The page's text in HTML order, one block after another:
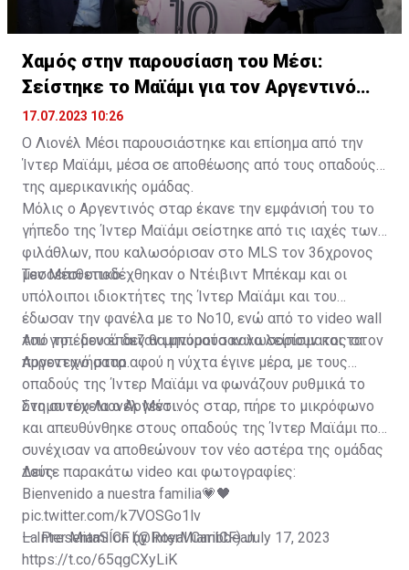
Χαμός στην παρουσίαση του Μέσι:
Σείστηκε το Μαϊάμι για τον Αργεντινό
σταρ
17.07.2023 10:26
Ο Λιονέλ Μέσι παρουσιάστηκε και επίσημα από την
Ίντερ Μαϊάμι, μέσα σε αποθέωσης από τους οπαδούς
της αμερικανικής ομάδας.
Μόλις ο Αργεντινός σταρ έκανε την εμφάνισή του το
γήπεδο της Ίντερ Μαϊάμι σείστηκε από τις ιαχές των
φιλάθλων, που καλωσόρισαν στο MLS τον 36χρονος
μεσοεπιθετικό.
Τον Μέσι υποδέχθηκαν ο Ντέιβιντ Μπέκαμ και οι
υπόλοιποι ιδιοκτήτες της Ίντερ Μαϊάμι και του
έδωσαν την φανέλα με το Νο10, ενώ από το video wall
του γηπέδου έπαιζαν μηνύματα καλωσορίσματος στον
Αργεντινό σταρ.
Από το... μενού δεν θα μπορούσαν να λείπουν και τα
πυροτεχνήματα αφού η νύχτα έγινε μέρα, με τους
οπαδούς της Ίντερ Μαϊάμι να φωνάζουν ρυθμικά το
όνομα του Λιονέλ Μέσι.
Στη συνέχεια ο Αργεντινός σταρ, πήρε το μικρόφωνο
και απευθύνθηκε στους οπαδούς της Ίντερ Μαϊάμι που
συνέχισαν να αποθεώνουν τον νέο αστέρα της ομάδας
τους.
Δείτε παρακάτω video και φωτογραφίες:
Bienvenido a nuestra familia💗🖤
pic.twitter.com/k7VOSGo1lv
— Inter Miami CF (@InterMiamiCF)July 17, 2023
La PresentaSÍon by Royal Caribbean
https://t.co/65qgCXyLiK